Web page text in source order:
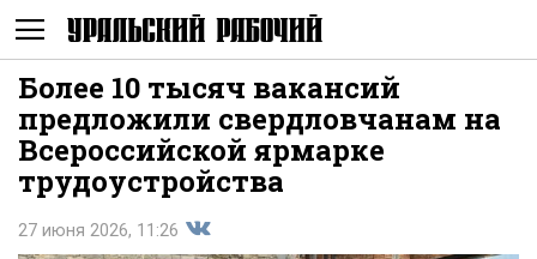
Не
Более 10 тысяч вакансий
предложили свердловчанам на
Всероссийской ярмарке
трудоустройства
27 июня 2026, 11:26